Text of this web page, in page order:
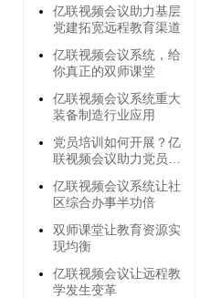
亿联视频会议助力基层
党建拓宽远程教育渠道
亿联视频会议系统，给
你真正的双师课堂
亿联视频会议系统重大
装备制造行业应用
党员培训如何开展？亿
联视频会议助力党员远
亿联视频会议系统让社
区综合办事半功倍
双师课堂让教育资源实
现均衡
亿联视频会议让远程教
学发生变革